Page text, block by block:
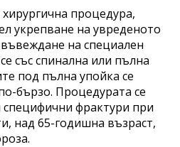
процедура,
укрепване на увреденото
на специален
със спинална или пълна
под пълна упойка се
бързо. Процедурата се
специфични фрактури при
над 65-годишна възраст,